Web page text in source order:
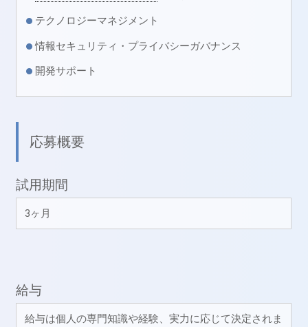
テクノロジーマネジメント
情報セキュリティ・プライバシーガバナンス
開発サポート
応募概要
試用期間
3ヶ月
給与
給与は個人の専門知識や経験、実力に応じて決定されま